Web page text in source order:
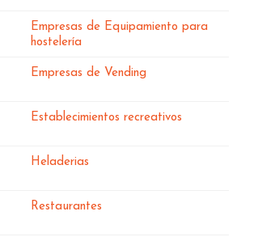
Bases de datos de
Empresas de Equipamiento para
hostelería
Bases de datos de
Empresas de Vending
Bases de datos de
Establecimientos recreativos
Bases de datos de
Heladerias
Bases de datos de
Restaurantes